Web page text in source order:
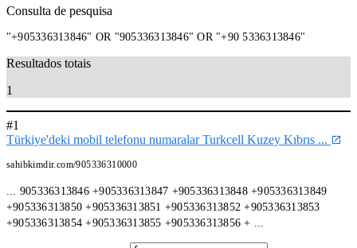
Consulta de pesquisa
"+905336313846" OR "905336313846" OR "+90 5336313846"
Resultados totais
1
#1
Türkiye'deki mobil telefonu numaralar Turkcell Kuzey Kıbrıs ...
sahibkimdir.com/905336310000
... 905336313846 +905336313847 +905336313848 +905336313849
+905336313850 +905336313851 +905336313852 +905336313853
+905336313854 +905336313855 +905336313856 + ...